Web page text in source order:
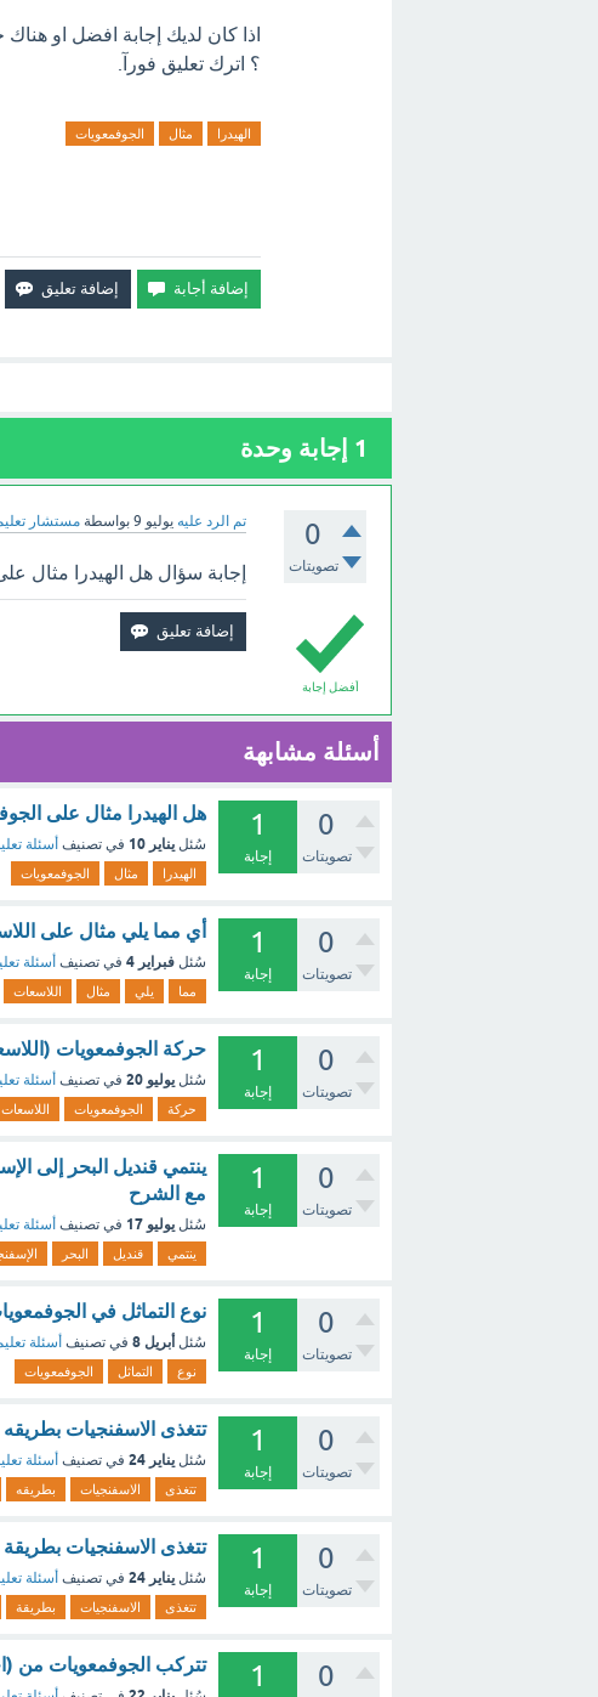
اذا كان لديك إجابة افضل او
؟ اترك تعليق فورآ.
الهيدرا مثال الجوفمعويات
1 إجابة وحدة
0
تصويتات
تم الرد عليه يوليو 9 بواسطة مستشار
أفضل إجابة
إجابة سؤال هل الهيدرا مثال
أسئلة مشابهة
0
تصويتات
1
إجابة
هل الهيدرا مثال على
سُئل يناير 10 في تصنيف أسئلة
الهيدرا مثال الجوفمعويات
0
تصويتات
1
إجابة
أي مما يلي مثال على اللاسعات
سُئل فبراير 4 في تصنيف أسئلة
مما يلي مثال اللاسعات
0
تصويتات
1
إجابة
حركة الجوفمعويات
سُئل يوليو 20 في تصنيف أسئلة
حركة الجوفمعويات اللاسعات
0
تصويتات
1
إجابة
ينتمي قنديل البحر إلى
مع الشرح
سُئل يوليو 17 في تصنيف أسئلة
ينتمي قنديل البحر
0
تصويتات
1
إجابة
نوع التماثل في
سُئل أبريل 8 في تصنيف أسئلة
نوع التماثل الجوفمعويات
0
تصويتات
1
إجابة
تتغذى الاسفنجيات
سُئل يناير 24 في تصنيف أسئلة
تتغذى الاسفنجيات بطريقه
0
تصويتات
1
إجابة
تتغذى الاسفنجيات
سُئل يناير 24 في تصنيف أسئلة
تتغذى الاسفنجيات بطريقة
0
1 تتركب الجوفمعويات من (اختيار